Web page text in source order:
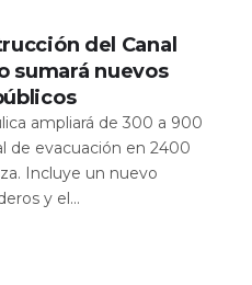
del Canal
sumará nuevos
ampliará de 300 a 900
de evacuación en 2400
Incluye un nuevo
y el...